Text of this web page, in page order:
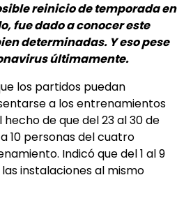
reinicio de temporada en
fue dado a conocer este
determinadas. Y eso pese
últimamente.
los partidos puedan
a los entrenamientos
de que del 23 al 30 de
10 personas del cuatro
Indicó que del 1 al 9
instalaciones al mismo